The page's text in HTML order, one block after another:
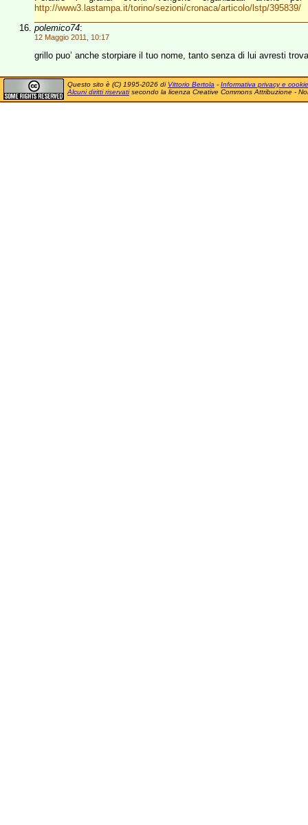
http://www3.lastampa.it/torino/sezioni/cronaca/articolo/lstp/395839/
polemico74:
12 Maggio 2011, 10:17
grillo puo’ anche storpiare il tuo nome, tanto senza di lui avresti
Questo sito è (C) 1995-2026 di Vittorio Bertola - Informativa privacy e cookie
Alcuni diritti riservatisecondo la licenza Creative Commons Attribuzione -